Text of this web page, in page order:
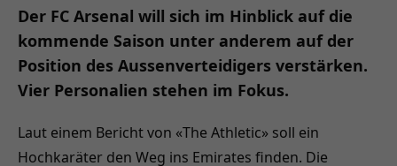
Der FC Arsenal will sich im Hinblick auf die
kommende Saison unter anderem auf der
Position des Aussenverteidigers verstärken.
Vier Personalien stehen im Fokus.
Laut einem Bericht von «The Athletic» soll ein
Hochkaräter den Weg ins Emirates finden. Die